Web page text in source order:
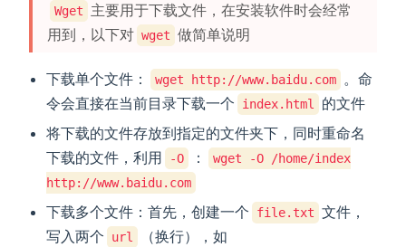
Wget
主要用于下载文件，在安装软件时会经常
用到，以下对 wget 做简单说明
下载单个文件： wget http://www.baidu.com 。命
令会直接在当前目录下载一个
index.html
的文件
将下载的文件存放到指定的文件夹下，同时重命名
下载的文件，利用
-O ：
wget -O /home/index
http://www.baidu.com
下载多个文件：首先，创建一个 file.txt 文件，
写入两个
url （换行），如